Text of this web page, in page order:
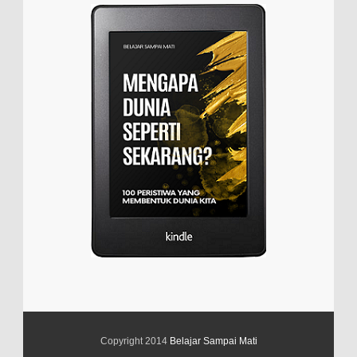
Copyright 2014 Belajar Sampai Mati